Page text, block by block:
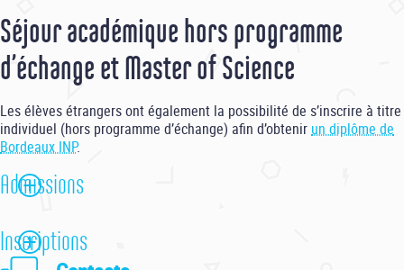
De vérifier qu’il existe unpartenariat entre Bordeaux INP et
l’établissement d’origine de l’étudiant.
D’obtenir l’autorisation de son établissement d’origine.
Remplir le formulaire de candidature
avant le 15 mai pour une année complète ou pour le 1er
semestre (septembre - janvier)
avant le 30 octobre pour le 2ème semestre (janvier - juin)
Pièces à fournir :
CV
Relevés de notes
Séjour académique hors programme
d’échange et Master of Science
Les élèves étrangers ont également la possibilité de s’inscrire à titre
individuel (hors programme d’échange) afin d’obtenir un diplôme de
Bordeaux INP.
Admissions
Les conditions d’admission à Bordeaux INP varient selon les écoles
et les filières.
Inscriptions